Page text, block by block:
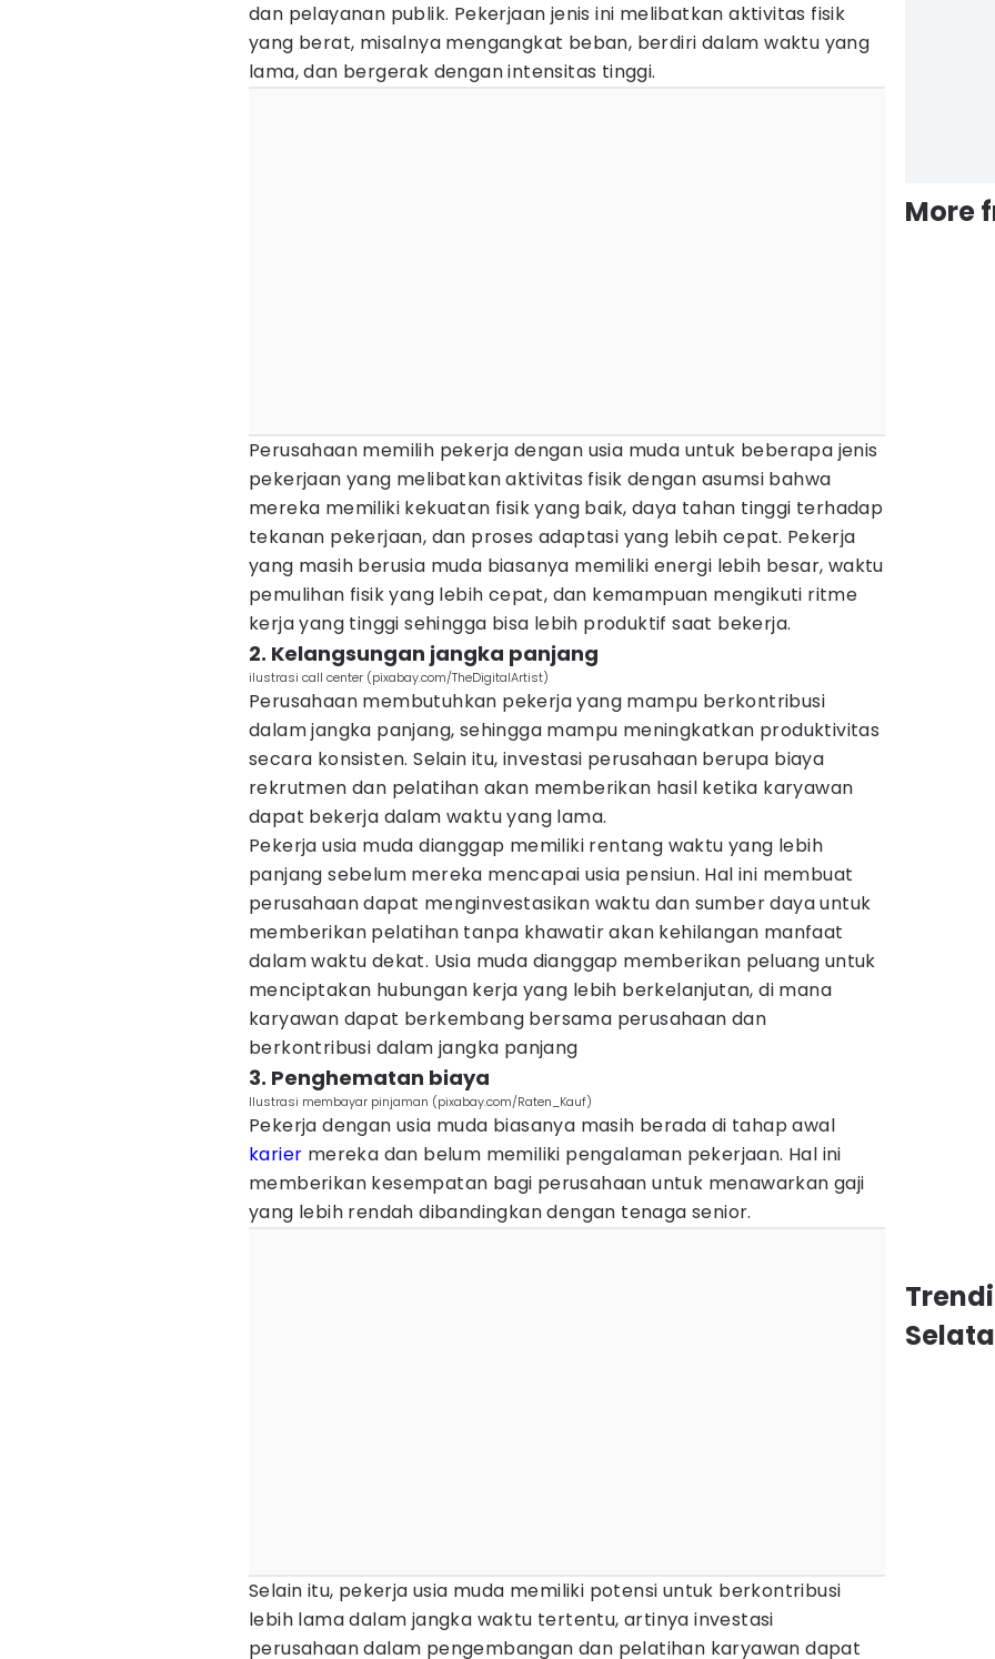
dan pelayanan publik. Pekerjaan jenis ini melibatkan aktivitas fisik
yang berat, misalnya mengangkat beban, berdiri dalam waktu yang
lama, dan bergerak dengan intensitas tinggi.
Perusahaan memilih pekerja dengan usia muda untuk beberapa jenis
pekerjaan yang melibatkan aktivitas fisik dengan asumsi bahwa
mereka memiliki kekuatan fisik yang baik, daya tahan tinggi terhadap
tekanan pekerjaan, dan proses adaptasi yang lebih cepat. Pekerja
yang masih berusia muda biasanya memiliki energi lebih besar, waktu
pemulihan fisik yang lebih cepat, dan kemampuan mengikuti ritme
kerja yang tinggi sehingga bisa lebih produktif saat bekerja.
2. Kelangsungan jangka panjang
ilustrasi call center (pixabay.com/TheDigitalArtist)
Perusahaan membutuhkan pekerja yang mampu berkontribusi
dalam jangka panjang, sehingga mampu meningkatkan produktivitas
secara konsisten. Selain itu, investasi perusahaan berupa biaya
rekrutmen dan pelatihan akan memberikan hasil ketika karyawan
dapat bekerja dalam waktu yang lama.
Pekerja usia muda dianggap memiliki rentang waktu yang lebih
panjang sebelum mereka mencapai usia pensiun. Hal ini membuat
perusahaan dapat menginvestasikan waktu dan sumber daya untuk
memberikan pelatihan tanpa khawatir akan kehilangan manfaat
dalam waktu dekat. Usia muda dianggap memberikan peluang untuk
menciptakan hubungan kerja yang lebih berkelanjutan, di mana
karyawan dapat berkembang bersama perusahaan dan
berkontribusi dalam jangka panjang
3. Penghematan biaya
Ilustrasi membayar pinjaman (pixabay.com/Raten_Kauf)
Pekerja dengan usia muda biasanya masih berada di tahap awal
karier mereka dan belum memiliki pengalaman pekerjaan. Hal ini
memberikan kesempatan bagi perusahaan untuk menawarkan gaji
yang lebih rendah dibandingkan dengan tenaga senior.
Selain itu, pekerja usia muda memiliki potensi untuk berkontribusi
lebih lama dalam jangka waktu tertentu, artinya investasi
perusahaan dalam pengembangan dan pelatihan karyawan dapat
More